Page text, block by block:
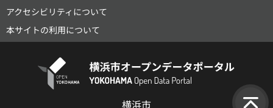
アクセシビリティについて
本サイトの利用について
横浜市